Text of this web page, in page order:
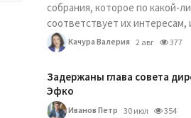
собрания, которое по какой-
соответствует их интересам,
Качура Валерия 2 авг 377
Задержаны глава совета
Эфко
Иванов Петр 30 июл 354